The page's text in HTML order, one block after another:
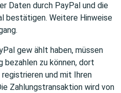
Daten durch PayPal und die
bestätigen. Weitere Hinweise
gew ählt haben, müssen
bezahlen zu können, dort
und mit Ihren
Zahlungstransaktion wird von